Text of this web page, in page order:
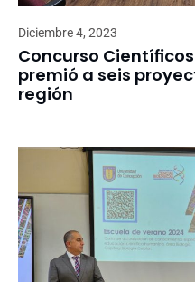
Diciembre 4, 2023
Concurso
premió a seis
región